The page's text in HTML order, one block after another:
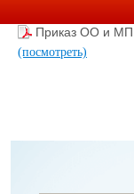
Приказ о
Приказ ОО и МП
(посмотреть)